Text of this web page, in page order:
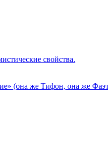
свойства.
(она же Тифон, она же